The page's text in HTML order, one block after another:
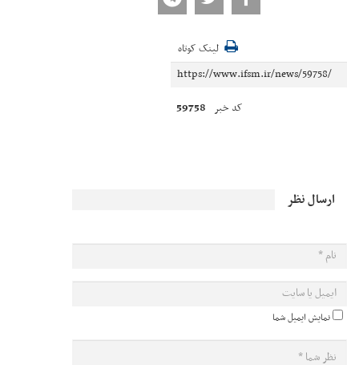
لینک کوتاه
کد خبر 59758
ارسال نظر
نمایش ایمیل شما